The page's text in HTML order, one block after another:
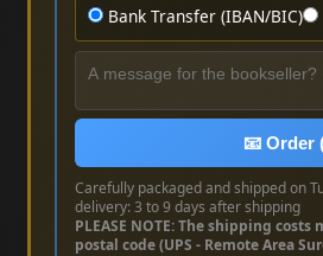
Bank Transfer (IBAN/BIC)
📧 Order
Carefully packaged and shipped on
delivery: 3 to 9 days after shipping
PLEASE NOTE: The shipping
postal code (UPS - Remote Area